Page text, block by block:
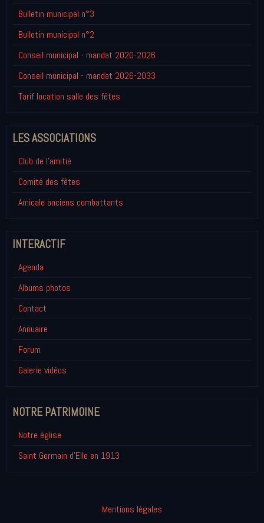
Bulletin municipal n°3
Bulletin municipal n°2
Conseil municipal - mandat 2020-2026
Conseil municipal - mandat 2026-2033
Tarif location salle des fêtes
LES ASSOCIATIONS
Club de l'amitié
Comité des fêtes
Amicale anciens combattants
INTERACTIF
Agenda
Albums photos
Contact
Annuaire
Forum
Galerie vidéos
NOTRE PATRIMOINE
Notre église
Saint Germain d'Elle en 1913
Mentions légales